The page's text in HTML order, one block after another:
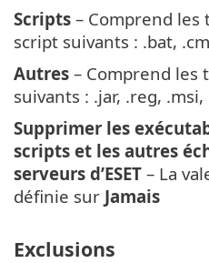
Scripts – Comprend les
script suivants : .bat,
Autres – Comprend les
suivants : .jar, .reg,
Supprimer les
scripts et les autres
serveurs d’ESET – La
définie sur Jamais
Exclusions